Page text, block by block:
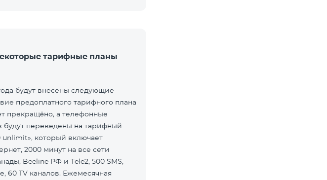
тарифные планы
будут внесены следующие
предоплатного тарифного плана
прекращёно, а телефонные
будут переведены на тарифный
unlimit», который включает
2000 минут на все сети
Beeline РФ и Tele2, 500 SMS,
60 TV каналов. Ежемесячная